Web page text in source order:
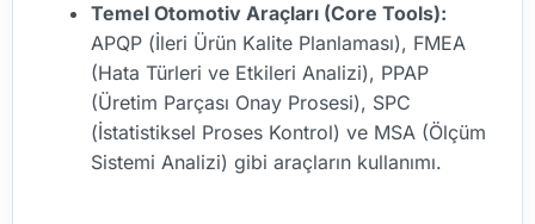
Temel Otomotiv Araçları (Core Tools):
APQP (İleri Ürün Kalite Planlaması), FMEA
(Hata Türleri ve Etkileri Analizi), PPAP
(Üretim Parçası Onay Prosesi), SPC
(İstatistiksel Proses Kontrol) ve MSA (Ölçüm
Sistemi Analizi) gibi araçların kullanımı.